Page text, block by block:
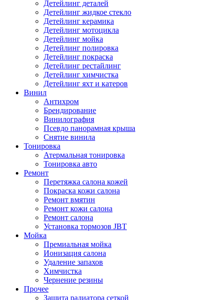
Детейлинг деталей
Детейлинг жидкое стекло
Детейлинг керамика
Детейлинг мотоцикла
Детейлинг мойка
Детейлинг полировка
Детейлинг покраска
Детейлинг рестайлинг
Детейлинг химчистка
Детейлинг яхт и катеров
Винил
Антихром
Брендирование
Винилография
Псевдо панорамная крыша
Снятие винила
Тонировка
Атермальная тонировка
Тонировка авто
Ремонт
Перетяжка салона кожей
Покраска кожи салона
Ремонт вмятин
Ремонт кожи салона
Ремонт салона
Установка тормозов JBT
Мойка
Премиальная мойка
Ионизация салона
Удаление запахов
Химчистка
Чернение резины
Прочее
Защита радиатора сеткой